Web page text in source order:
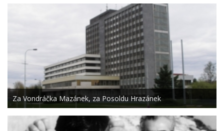
Za Vondráčka Mazánek, za Posoldu Hrazánek